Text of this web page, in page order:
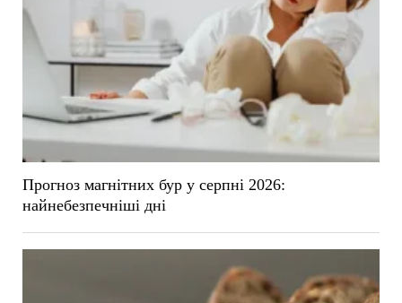
Прогноз магнітних бур у серпні 2026:
найнебезпечніші дні